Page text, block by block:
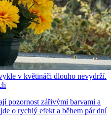
v květináči dlouho nevydrží.
pozornost zářivými barvami a
o rychlý efekt a během pár dní